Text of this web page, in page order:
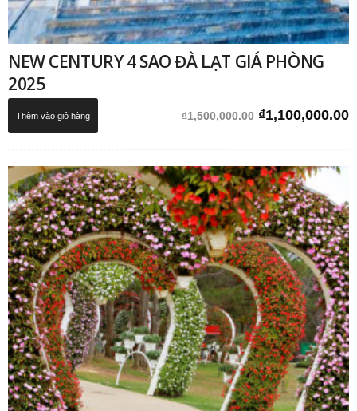
NEW CENTURY 4 SAO ĐÀ LẠT GIÁ PHÒNG
2025
₫1,500,000.00 Giá
₫1,500,000.00.
₫1,100,000.00
Thêm vào giỏ hàng